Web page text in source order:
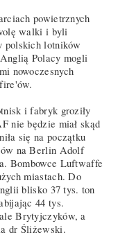
powietrznych
walki i byli
polskich lotników
Polacy mogli
nowoczesnych
i fabryk groziły
nie będzie miał skąd
się na początku
na Berlin Adolf
Bombowce Luftwaffe
miastach. Do
blisko 37 tys. ton
44 tys.
Brytyjczyków, a
dr Śliżewski.